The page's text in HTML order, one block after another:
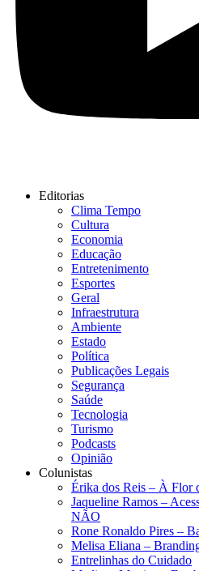
Editorias
Clima Tempo
Cultura
Economia
Educação
Entretenimento
Esportes
Geral
Infraestrutura
Ambiente
Estado
Política
Publicações Legais
Segurança
Saúde
Tecnologia
Turismo
Podcasts
Opinião
Colunistas
Érika dos Reis​ – À Flor
Jaqueline Ramos –
NÃO
Rone Ronaldo Pires –
Melisa Eliana –
Entrelinhas do Cuidado